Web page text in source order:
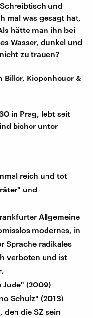
und
mal was gesagt hat,
hätte man ihn bei
Wasser, dunkel und
zu trauen?
Biller, Kiepenheuer &
in Prag, lebt seit
bisher unter
reich und tot
und
Allgemeine
modernes, in
Sprache radikales
verboten und ist
Jude" (2009)
Schulz" (2013)
den die SZ sein